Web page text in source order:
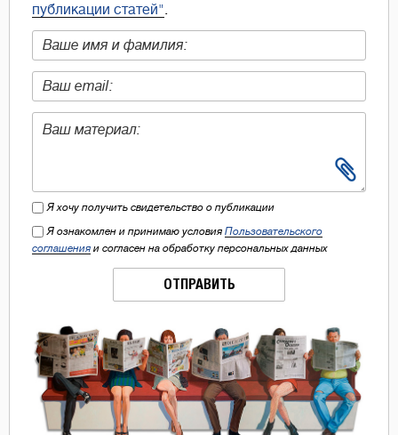
публикации статей"
Я хочу получить свидетельство о публикации
Я ознакомлен и принимаю условия Пользовательского
соглашения и согласен на обработку персональных данных
ОТПРАВИТЬ